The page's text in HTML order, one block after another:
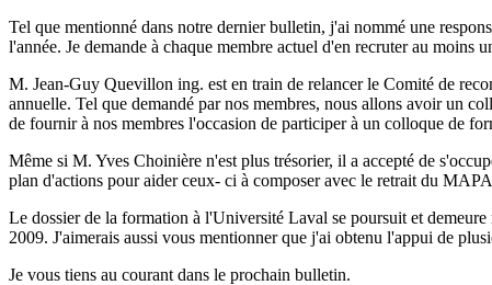
Tel que mentionné dans notre dernier bulletin, j'ai nommé une
l'année. Je demande à chaque membre actuel d'en recruter au
M. Jean-Guy Quevillon ing. est en train de relancer le Comité de
annuelle. Tel que demandé par nos membres, nous allons avoir un
de fournir à nos membres l'occasion de participer à un colloque de
Même si M. Yves Choinière n'est plus trésorier, il a accepté de
plan d'actions pour aider ceux- ci à composer avec le retrait du
Le dossier de la formation à l'Université Laval se poursuit et
2009. J'aimerais aussi vous mentionner que j'ai obtenu l'appui de
Je vous tiens au courant dans le prochain bulletin.